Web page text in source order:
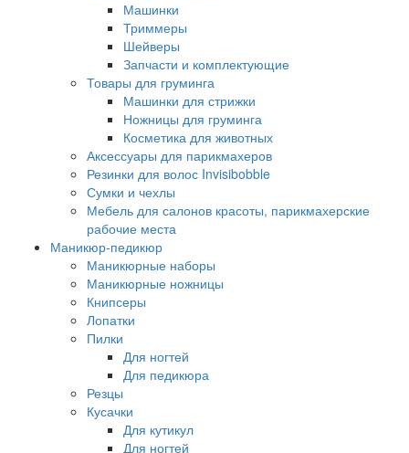
Машинки
Триммеры
Шейверы
Запчасти и комплектующие
Товары для груминга
Машинки для стрижки
Ножницы для груминга
Косметика для животных
Аксессуары для парикмахеров
Резинки для волос Invisibobble
Сумки и чехлы
Мебель для салонов красоты, парикмахерские
рабочие места
Маникюр-педикюр
Маникюрные наборы
Маникюрные ножницы
Книпсеры
Лопатки
Пилки
Для ногтей
Для педикюра
Резцы
Кусачки
Для кутикул
Для ногтей